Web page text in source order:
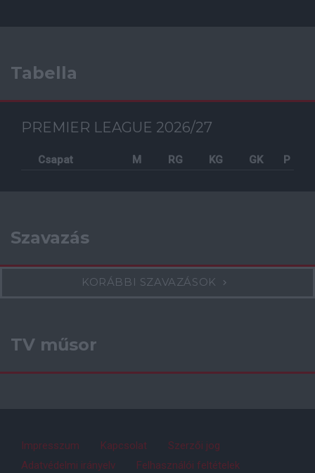
Tabella
PREMIER LEAGUE 2026/27
Csapat M RG KG GK P
Szavazás
KORÁBBI SZAVAZÁSOK
TV műsor
Impresszum Kapcsolat
Szerzői jog
Adatvédelmi irányelv
Felhasználói feltételek